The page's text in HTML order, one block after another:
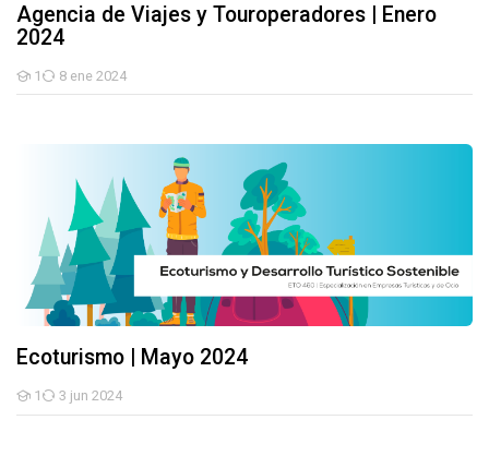
Agencia de Viajes y Touroperadores | Enero
2024
1
Estudiantes
8 ene 2024
Ecoturismo | Mayo 2024
1
Estudiantes
3 jun 2024
Ecoturismo | Mayo 2024